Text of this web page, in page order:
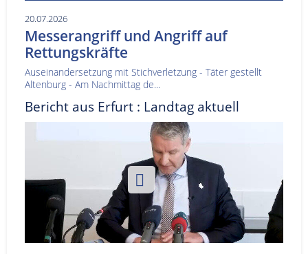
20.07.2026
Messerangriff und Angriff auf
Rettungskräfte
Auseinandersetzung mit Stichverletzung - Täter gestellt
Altenburg - Am Nachmittag de...
Bericht aus Erfurt : Landtag aktuell